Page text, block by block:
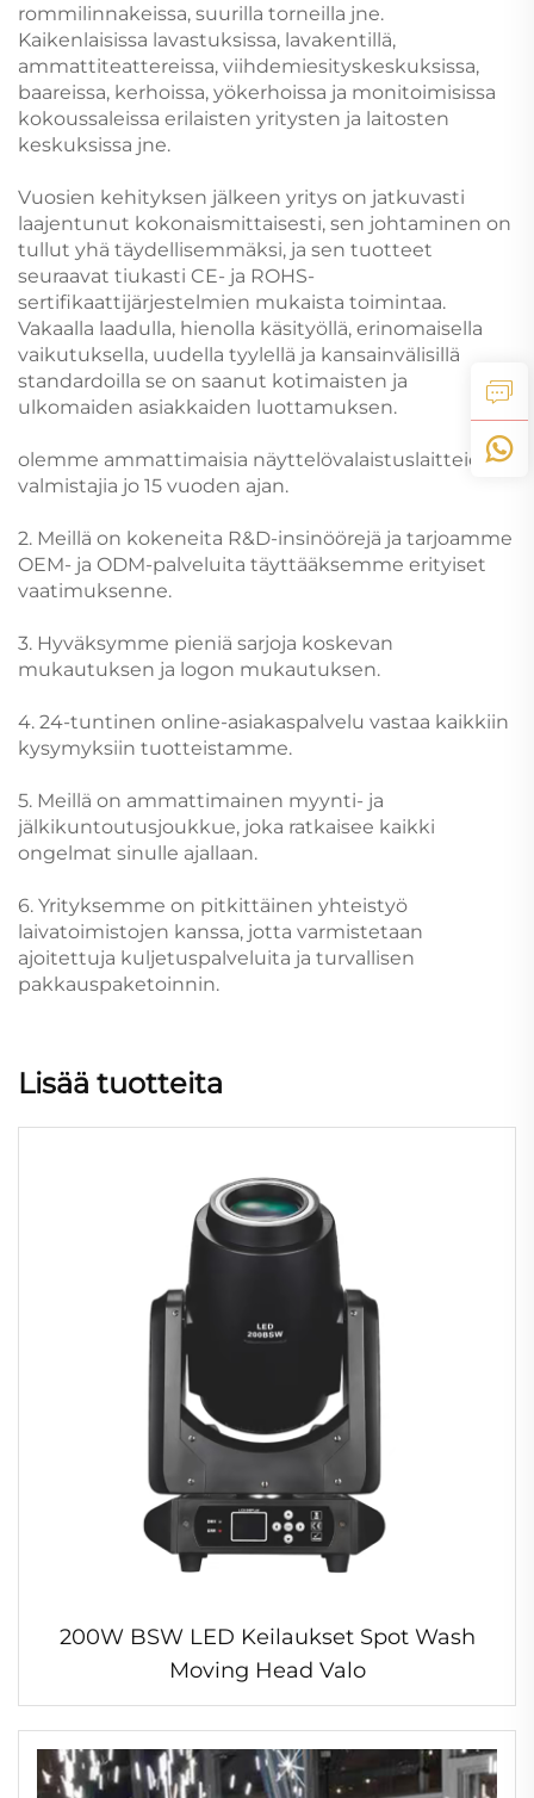
rommilinnakeissa, suurilla torneilla jne.
Kaikenlaisissa lavastuksissa, lavakentillä,
ammattiteattereissa, viihdemiesityskeskuksissa,
baareissa, kerhoissa, yökerhoissa ja monitoimisissa
kokoussaleissa erilaisten yritysten ja laitosten
keskuksissa jne.
Vuosien kehityksen jälkeen yritys on jatkuvasti
laajentunut kokonaismittaisesti, sen johtaminen on
tullut yhä täydellisemmäksi, ja sen tuotteet
seuraavat tiukasti CE- ja ROHS-
sertifikaattijärjestelmien mukaista toimintaa.
Vakaalla laadulla, hienolla käsityöllä, erinomaisella
vaikutuksella, uudella tyylellä ja kansainvälisillä
standardoilla se on saanut kotimaisten ja
ulkomaiden asiakkaiden luottamuksen.
olemme ammattimaisia näyttelövalaistuslaitteiden
valmistajia jo 15 vuoden ajan.
2. Meillä on kokeneita R&D-insinöörejä ja tarjoamme
OEM- ja ODM-palveluita täyttääksemme erityiset
vaatimuksenne.
3. Hyväksymme pieniä sarjoja koskevan
mukautuksen ja logon mukautuksen.
4. 24-tuntinen online-asiakaspalvelu vastaa kaikkiin
kysymyksiin tuotteistamme.
5. Meillä on ammattimainen myynti- ja
jälkikuntoutusjoukkue, joka ratkaisee kaikki
ongelmat sinulle ajallaan.
6. Yrityksemme on pitkittäinen yhteistyö
laivatoimistojen kanssa, jotta varmistetaan
ajoitettuja kuljetuspalveluita ja turvallisen
pakkauspaketoinnin.
Lisää tuotteita
200W BSW LED Keilaukset Spot Wash
Moving Head Valo